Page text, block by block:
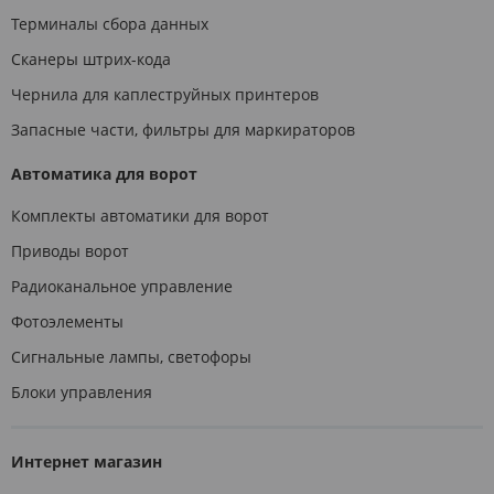
Терминалы сбора данных
Сканеры штрих-кода
Чернила для каплеструйных принтеров
Запасные части, фильтры для маркираторов
Автоматика для ворот
Комплекты автоматики для ворот
Приводы ворот
Радиоканальное управление
Фотоэлементы
Сигнальные лампы, светофоры
Блоки управления
Интернет магазин